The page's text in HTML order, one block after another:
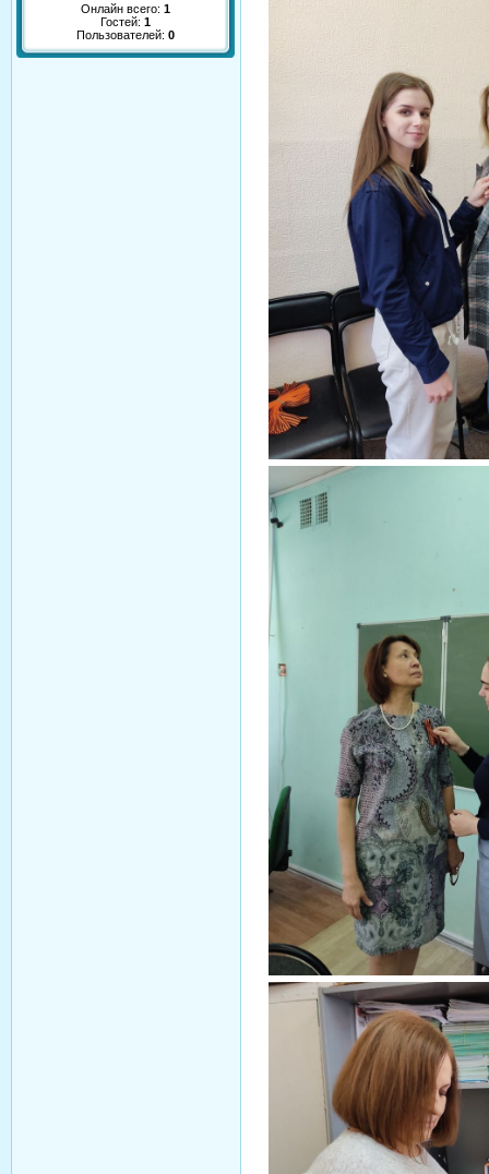
Онлайн всего: 1
Гостей: 1
Пользователей: 0